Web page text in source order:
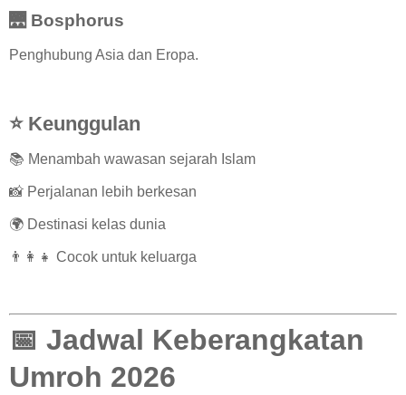
🌉 Bosphorus
Penghubung Asia dan Eropa.
⭐ Keunggulan
📚 Menambah wawasan sejarah Islam
📸 Perjalanan lebih berkesan
🌍 Destinasi kelas dunia
👨‍👩‍👧 Cocok untuk keluarga
📅 Jadwal Keberangkatan
Umroh 2026